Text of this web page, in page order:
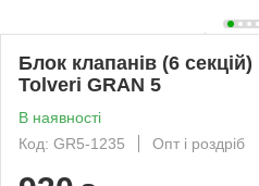
Блок клапанів (6
Tolveri GRAN 5
В наявності
Код: GR5-1235
Опт і роздріб